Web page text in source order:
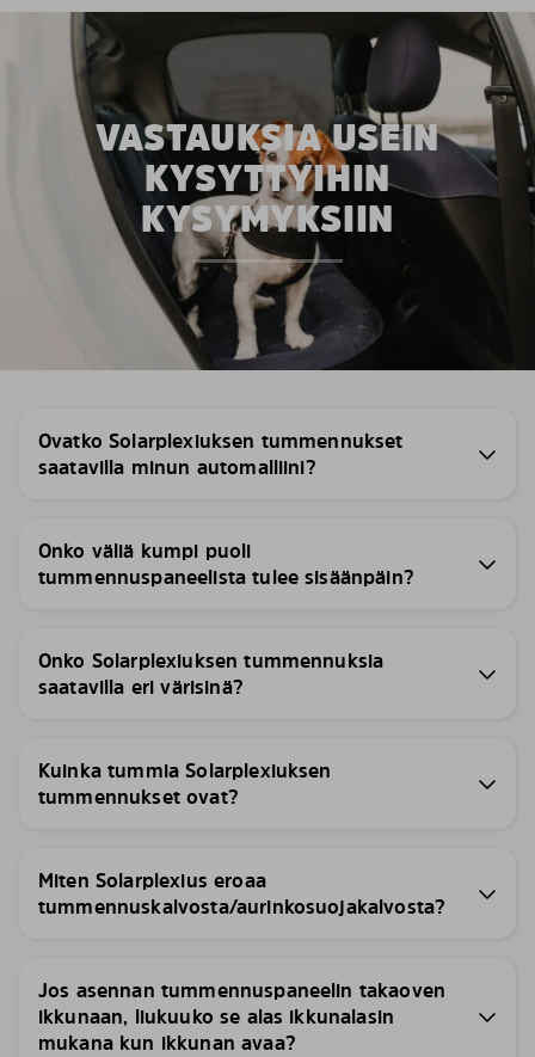
VASTAUKSIA USEIN
KYSYTTYIHIN
KYSYMYKSIIN
Ovatko Solarplexiuksen tummennukset
saatavilla minun automalliini?
Onko väliä kumpi puoli
tummennuspaneelista tulee sisäänpäin?
Onko Solarplexiuksen tummennuksia
saatavilla eri värisinä?
Kuinka tummia Solarplexiuksen
tummennukset ovat?
Miten Solarplexius eroaa
tummennuskalvosta/aurinkosuojakalvosta?
Jos asennan tummennuspaneelin takaoven
ikkunaan, liukuuko se alas ikkunalasin
mukana kun ikkunan avaa?